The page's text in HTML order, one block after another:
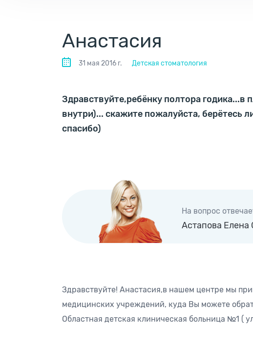
Анастасия
31 мая 2016 г. Детская стоматология
Здравствуйте,ребёнку полтора
внутри)... скажите пожалуйста, берётесь
спасибо)
На вопрос
Астапова Елена
Здравствуйте! Анастасия,в нашем центре мы
медицинских учреждений, куда Вы можете
Областная детская клиническая больница №1 (